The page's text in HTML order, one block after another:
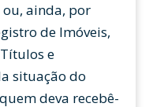
ainda, por
de Imóveis,
e
situação do
deva recebê-